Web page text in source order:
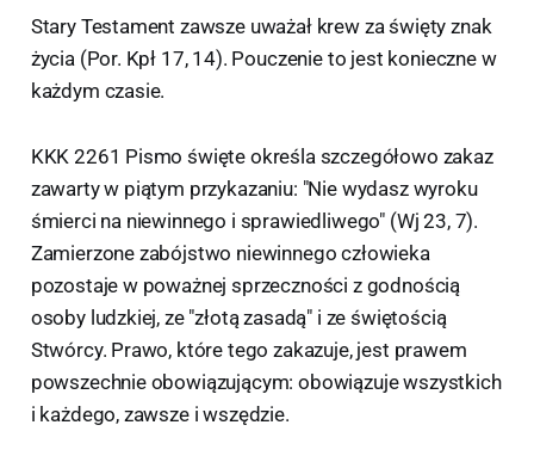
Stary Testament zawsze uważał krew za święty znak
życia (Por. Kpł 17, 14). Pouczenie to jest konieczne w
każdym czasie.
KKK 2261 Pismo święte określa szczegółowo zakaz
zawarty w piątym przykazaniu: "Nie wydasz wyroku
śmierci na niewinnego i sprawiedliwego" (Wj 23, 7).
Zamierzone zabójstwo niewinnego człowieka
pozostaje w poważnej sprzeczności z godnością
osoby ludzkiej, ze "złotą zasadą" i ze świętością
Stwórcy. Prawo, które tego zakazuje, jest prawem
powszechnie obowiązującym: obowiązuje wszystkich
i każdego, zawsze i wszędzie.